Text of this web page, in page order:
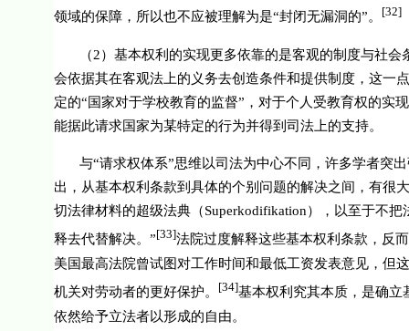
领域的保障，所以也不应被理解为是“封闭无漏洞的”。
[32]
（2）基本权利的实现更多依靠的是客观的制度与社
会依据其在客观法上的义务去创造条件和提供制度，这一
定的“国家对于学校教育的监督”，对于个人受教育权的实
能据此请求国家为某特定的行为并得到司法上的支持。
与“请求权体系”思维以司法为中心不同，许多学者突
出，从基本权利条款到具体的个别问题的解决之间，有很
切法律材料的超级法典（Superkodifikation），以至于不把
释去代替解决。” [33]法院过度解释这些基本权利条款，反
美国最高法院曾试图对工作时间和最低工资发表意见，但
机关对劳动者的更好保护。
[34]基本权利究其本质，是确立
依然给予立法者以形成的自由。